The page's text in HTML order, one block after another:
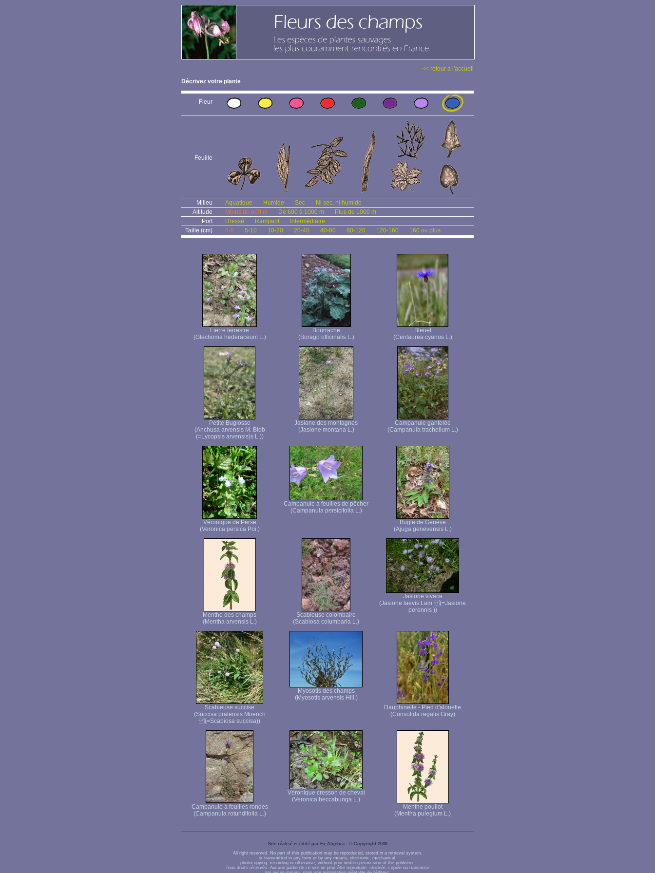
<< retour à l'accueil
Décrivez votre plante
Fleur
Feuille
Milieu Aquatique Humide Sec
Ni sec, ni humide
Altitude
Moins de 600 m De 600 à 1000 m
Plus de 1000 m
Port
Dressé Rampant
Intermédiaire
Taille (cm)
0-5 5-10 10-20 20-40 40-80 80-120 120-160 160 ou plus
Lierre terrestre
(Glechoma hederaceum L.)
Bourrache
(Borago officinalis L.)
Bleuet
(Centaurea cyanus L.)
Petite Buglosse
(Anchusa arvensis M. Bieb
(=Lycopsis arvensis)s L.))
Jasione des montagnes
(Jasione montana L.)
Campanule gantelée
(Campanula trachelium L.)
Véronique de Perse
(Veronica persica Poi.)
Campanule à feuilles de pêcher
(Campanula persicifolia L.)
Bugle de Genève
(Ajuga genevensis L.)
Menthe des champs
(Mentha arvensis L.)
Scabieuse colombaire
(Scabiosa columbaria L.)
Jasione vivace
(Jasione laevis Lam (=Jasione
perennis ))
Scabieuse succise
(Succisa pratensis Moench
(=Scabiosa succisa))
Myosotis des champs
(Myosotis arvensis Hill.)
Dauphinelle - Pied d'alouette
(Consolida regalis Gray)
Campanule à feuilles rondes
(Campanula rotundifolia L.)
Véronique cresson de cheval
(Veronica beccabunga L.)
Menthe pouliot
(Mentha pulegium L.)
Site réalisé et édité par Ex Algebra- © Copyright 2008
All right reserved. No part of this publication may be reproduced, stored in a retrieval system,
or transmitted in any form or by any means, electronic, mechanical,
photocopying, recording or otherwise, without prior written permission of the publisher.
Tous droits réservés. Aucune partie de ce site ne peut être reproduite, stockée, copiée ou transmise